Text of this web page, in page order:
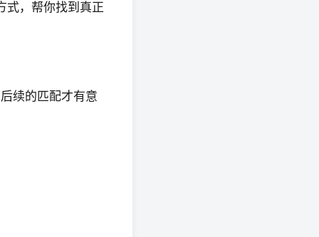
式，帮你找到真正
续的匹配才有意